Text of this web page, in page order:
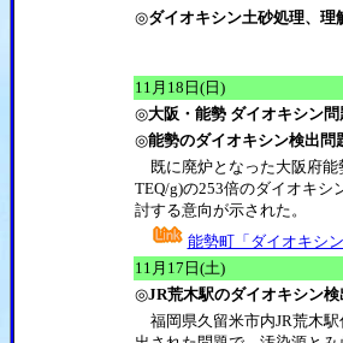
◎ダイオキシン土砂処理、理
11月18日(日)
◎大阪・能勢 ダイオキシン
◎能勢のダイオキシン検出問
既に廃炉となった大阪府能
TEQ/g)の253倍のダイオキシ
討する意向が示された。
能勢町「ダイオキシ
11月17日(土)
◎JR荒木駅のダイオキシン
福岡県久留米市内JR荒木駅